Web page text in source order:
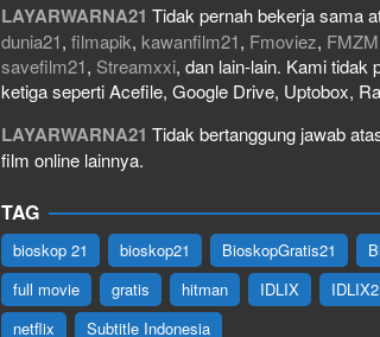
LAYARWARNA21 Tidak pernah bekerja sama
dunia21, filmapik, kawanfilm21, Fmoviez, FMZM
savefilm21, Streamxxi, dan lain-lain. Kami tidak
ketiga seperti Acefile, Google Drive, Uptobox,
LAYARWARNA21 Tidak bertanggung jawab
film online lainnya.
TAG
bioskop 21 bioskop21 BioskopGratis21
full movie
gratis hitman IDLIX
netflix
Subtitle Indonesia